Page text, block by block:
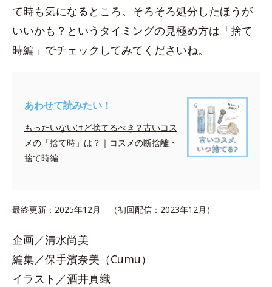
て時も気になるところ。そろそろ処分したほうが
いいかも？というタイミングの見極め方は「捨て
時編」でチェックしてみてくださいね。
あわせて読みたい！
もったいないけど捨てるべき？古いコス
メの「捨て時」は？｜コスメの断捨離・
捨て時編
最終更新：2025年12月 （初回配信：2023年12月）
企画／清水尚美
編集／保手濱奈美（Cumu）
イラスト／酒井真織